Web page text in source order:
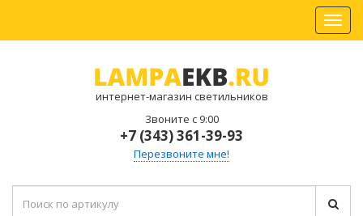
интернет-магазин светильников
Звоните с 9:00
+7 (343) 361-39-93
Перезвоните мне!